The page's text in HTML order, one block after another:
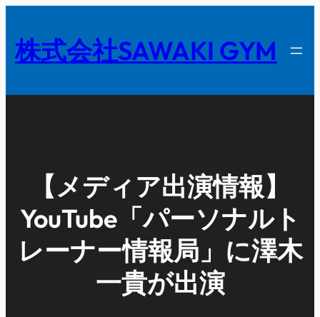
を
キ
株式会社SAWAKI GYM
【メディア出演情報】
YouTube「パーソナルト
レーナー情報局」に澤木
一貴が出演